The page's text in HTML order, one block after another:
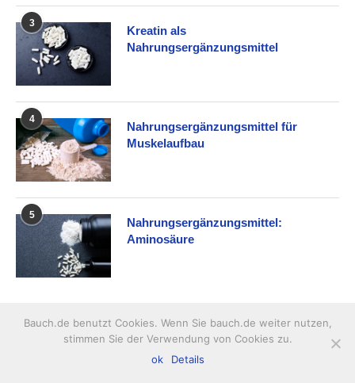
3
Kreatin als
Nahrungsergänzungsmittel
4
Nahrungsergänzungsmittel für
Muskelaufbau
5
Nahrungsergänzungsmittel:
Aminosäure
Die Wirkung von Eisentabletten
Bauch.de benutzt Cookies. Wenn Sie bauch.de weiter nutzen,
stimmen Sie der Verwendung von Cookies zu.
ok
Details